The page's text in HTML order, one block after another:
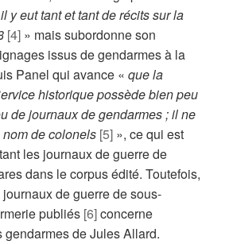
il y eut tant et tant de récits sur la
[4] » mais subordonne son
issus de gendarmes à la
Panel qui avance «que la
historique possède bien peu
de journaux de gendarmes ; il ne
de colonels [5] », ce qui est
les journaux de guerre de
dans le corpus édité. Toutefois,
journaux de guerre de sous-
publiés [6]concerne
gendarmes de Jules Allard.